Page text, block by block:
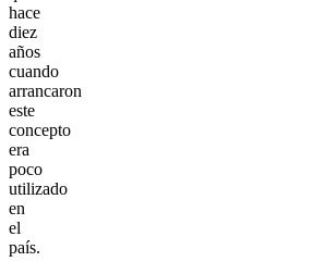
hace
diez
años
cuando
arrancaron
este
concepto
era
poco
utilizado
en
el
país.